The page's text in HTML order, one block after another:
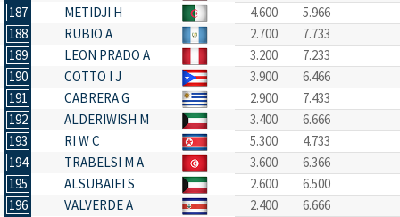
187
METIDJI H 4.600
5.966
188
RUBIO A 2.700
7.733
189
LEON PRADO A 3.200
7.233
190
COTTO I J 3.900
6.466
191
CABRERA G 2.900
7.433
192
ALDERIWISH M 3.400
6.666
193
RI W C 5.300
4.733
194
TRABELSI M A 3.600
6.366
195
ALSUBAIEI S 2.600
6.500
196
VALVERDE A 2.400
6.666